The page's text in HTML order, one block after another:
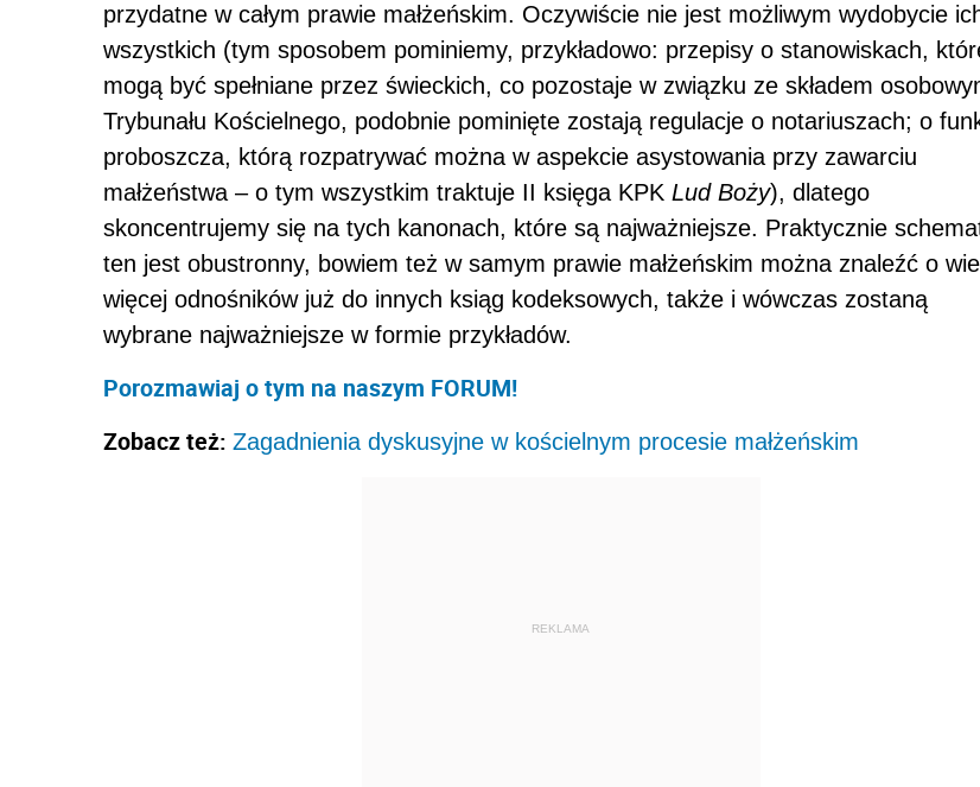
przydatne w całym prawie małżeńskim. Oczywiście nie jest możliwym wydobycie
wszystkich (tym sposobem pominiemy, przykładowo: przepisy o stanowiskach,
mogą być spełniane przez świeckich, co pozostaje w związku ze składem
Trybunału Kościelnego, podobnie pominięte zostają regulacje o notariuszach; o
proboszcza, którą rozpatrywać można w aspekcie asystowania przy zawarciu
małżeństwa – o tym wszystkim traktuje II księga KPK Lud Boży), dlatego
skoncentrujemy się na tych kanonach, które są najważniejsze. Praktycznie
ten jest obustronny, bowiem też w samym prawie małżeńskim można znaleźć o
więcej odnośników już do innych ksiąg kodeksowych, także i wówczas zostaną
wybrane najważniejsze w formie przykładów.
Porozmawiaj o tym na naszym FORUM!
Zobacz też: Zagadnienia dyskusyjne w kościelnym procesie małżeńskim
REKLAMA